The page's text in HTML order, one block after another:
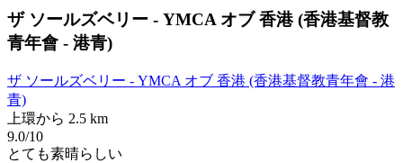
ザ ソールズベリー - YMCA オブ 香港 (香港基督教
青年會 - 港青)
ザ ソールズベリー - YMCA オブ 香港 (香港基督教青年會 - 港
青)
上環から 2.5 km
9.0/10
とても素晴らしい